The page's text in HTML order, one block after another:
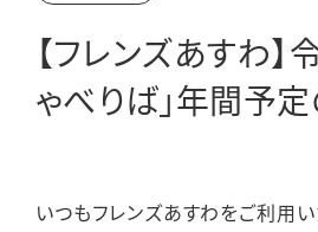
電話からのお問
0776-41-
メールフォ
【フレンズあすわ】
ゃべりば」年間予
いつもフレンズあすわをご利用